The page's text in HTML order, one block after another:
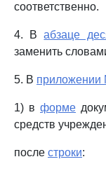
соответственно.
4. Вабзаце
заменить
5. В приложении
1) в форме
средств
после строки: